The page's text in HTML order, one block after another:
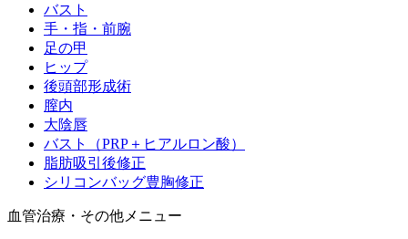
バスト
手・指・前腕
足の甲
ヒップ
後頭部形成術
膣内
大陰唇
バスト（PRP＋ヒアルロン酸）
脂肪吸引後修正
シリコンバッグ豊胸修正
血管治療・その他メニュー